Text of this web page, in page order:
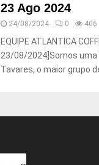
23 Ago 2024
24/08/2024 0 406
EQUIPE ATLANTICA
23/08/2024]Somos uma
Tavares, o maior grupo